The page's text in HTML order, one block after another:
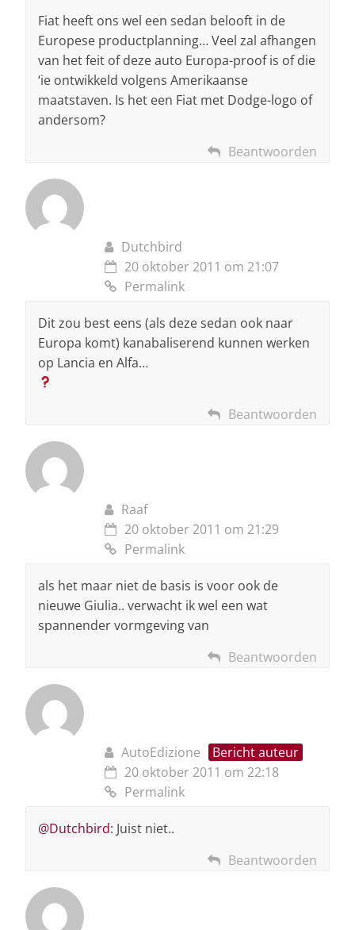
Fiat heeft ons wel een sedan belooft in de
Europese productplanning… Veel zal afhangen
van het feit of deze auto Europa-proof is of die
‘ie ontwikkeld volgens Amerikaanse
maatstaven. Is het een Fiat met Dodge-logo of
andersom?
Beantwoorden
Dutchbird
20 oktober 2011 om 21:07
Permalink
Dit zou best eens (als deze sedan ook naar
Europa komt) kanabaliserend kunnen werken
op Lancia en Alfa…
Beantwoorden
Raaf
20 oktober 2011 om 21:29
Permalink
als het maar niet de basis is voor ook de
nieuwe Giulia.. verwacht ik wel een wat
spannender vormgeving van
Beantwoorden
AutoEdizione
Bericht auteur
20 oktober 2011 om 22:18
Permalink
@Dutchbird: Juist niet..
Beantwoorden